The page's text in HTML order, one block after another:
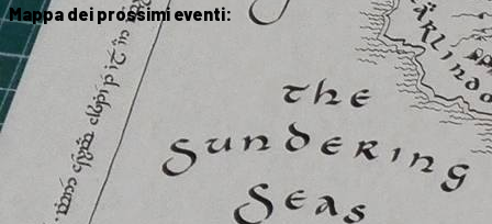
Mappa dei prossimi eventi: